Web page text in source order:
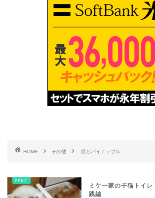
HOME その他 猫とパイナップル
ミケ一家の子猫トイ
践編